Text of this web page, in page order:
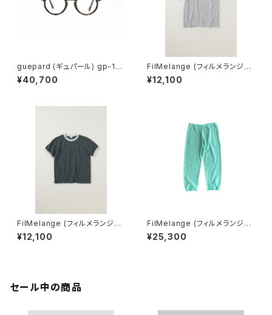
guepard (ギュパール) gp-11
ecaille (clear lens) メガネ
¥40,700
FilMelange (フィルメランジェ)
EMMA / エマ VINTAGE TENJ
IKU (champione melange)
¥12,100
FilMelange (フィルメランジェ)
EMMA / エマ VINTAGE TENJ
IKU (charcoal khaki)
¥12,100
FilMelange (フィルメランジェ)
RACK / ラック COMFORT UR
AGE スウェットパンツ (mint)
¥25,300
セール中の商品